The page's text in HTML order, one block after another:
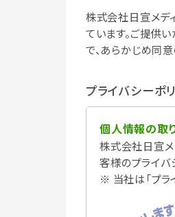
株式会社日宣メデ
ています。ご提供
で、あらかじめ同
プライバシーポ
個人情報の取
株式会社日宣メ
客様のプライバ
※ 当社は「プラ